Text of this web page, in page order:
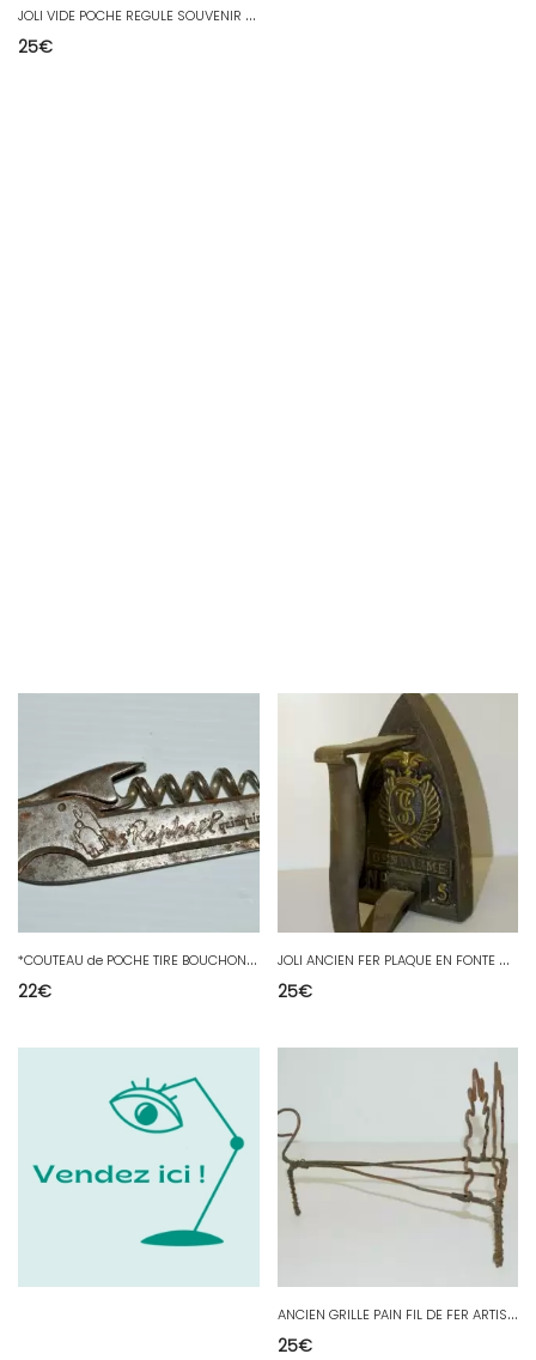
J
OLI VIDE POCHE REGULE SOUVENIR DE NANTES avec BATEAU A VAPEUR collection déco
25€
*
COUTEAU de POCHE TIRE BOUCHON PUBLICITAIRE ST RAPHAEL QUINQUINA BISTRO CAFE PUB
22€
J
OLI ANCIEN FER PLAQUE EN FONTE GENDARME N° 5 XIXe REHAUTS DORURE motif central
25€
A
NCIEN GRILLE PAIN FIL DE FER ARTISANAL XIXe CHEMINEE COLLECTION OUTIL ANCIEN
25€